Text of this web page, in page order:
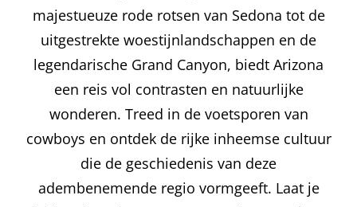
majestueuze rode rotsen van Sedona tot de
uitgestrekte woestijnlandschappen en de
legendarische Grand Canyon, biedt Arizona
een reis vol contrasten en natuurlijke
wonderen. Treed in de voetsporen van
cowboys en ontdek de rijke inheemse cultuur
die de geschiedenis van deze
adembenemende regio vormgeeft. Laat je